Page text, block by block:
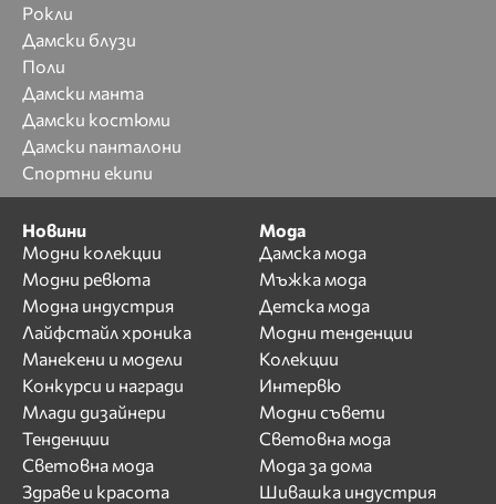
Рокли
Дамски блузи
Поли
Дамски манта
Дамски костюми
Дамски панталони
Спортни екипи
Новини
Модни колекции
Модни ревюта
Модна индустрия
Лайфстайл хроника
Манекени и модели
Конкурси и награди
Млади дизайнери
Тенденции
Световна мода
Здраве и красота
Мода
Дамска мода
Мъжка мода
Детска мода
Модни тенденции
Колекции
Интервю
Модни съвети
Световна мода
Мода за дома
Шивашка индустрия